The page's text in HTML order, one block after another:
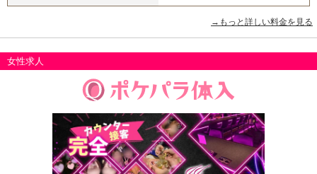
→もっと詳しい料金を見る
女性求人